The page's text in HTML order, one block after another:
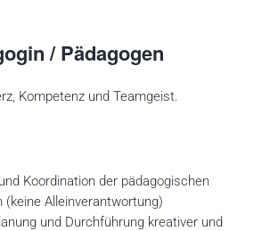
/ Pädagogen
Kompetenz und Teamgeist.
Koordination der pädagogischen
(keine Alleinverantwortung)
und Durchführung kreativer und